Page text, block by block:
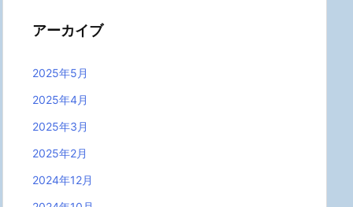
アーカイブ
2025年5月
2025年4月
2025年3月
2025年2月
2024年12月